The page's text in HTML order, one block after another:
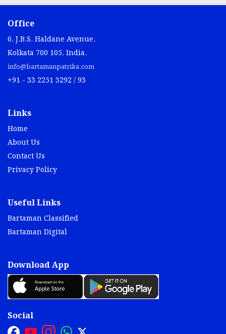
Office
6, J.B.S. Haldane Avenue,
Kolkata 700 105, India.
info@bartamanpatrika.com
+91 - 33 2251 3292 / 93
Links
Home
About Us
Contact Us
Privacy Policy
Useful Links
Bartaman Classified
Bartaman Digital
Download App
Social